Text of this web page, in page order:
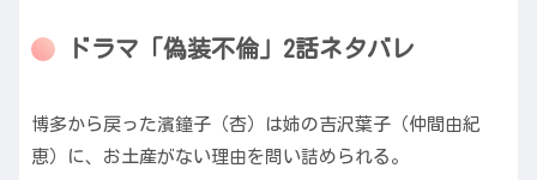
ドラマ「偽装不倫」2話ネタバレ
博多から戻った濱鐘子（杏）は姉の吉沢葉子（仲間由紀
恵）に、お土産がない理由を問い詰められる。